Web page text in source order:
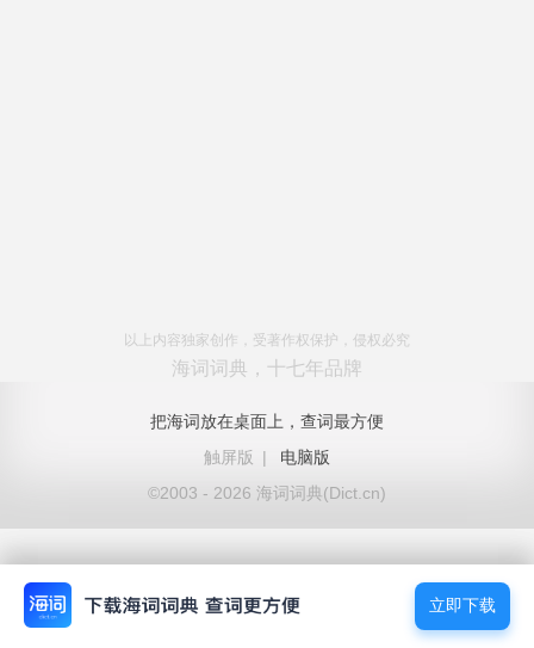
以上内容独家创作，受著作权保护，侵权必究
海词词典，十七年品牌
把海词放在桌面上，查词最方便
触屏版
|
电脑版
©2003 - 2026 海词词典(Dict.cn)
立即下载
立即下载